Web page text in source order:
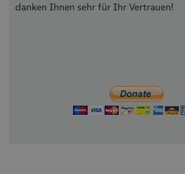
danken Ihnen sehr für Ihr Vertrauen!